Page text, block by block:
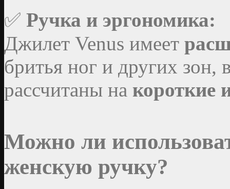
✅ Ручка и эргономика:
Джилет Venus имеет
бритья ног и других зон,
рассчитаны на короткие
Можно ли
женскую ручку?